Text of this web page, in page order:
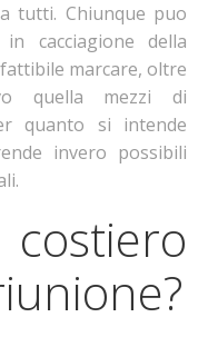
tutti. Chiunque puo
cacciagione della
marcare, oltre
quella mezzi di
quanto si intende
invero possibili